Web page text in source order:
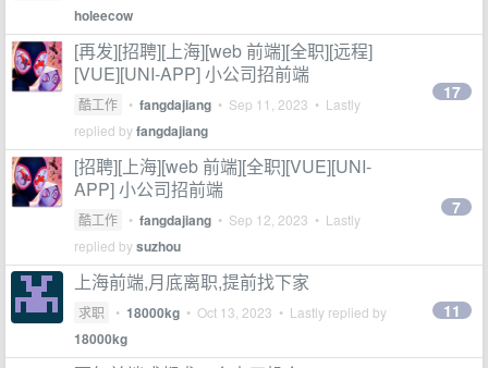
holeecow
[再发][招聘][上海][web 前端][全职][远程]
[VUE][UNI-APP] 小公司招前端
酷工作 • fangdajiang • Sep 11, 2023 • Lastly
replied byfangdajiang
17
[招聘][上海][web 前端][全职][VUE][UNI-
APP] 小公司招前端
酷工作 • fangdajiang • Sep 12, 2023 • Lastly
replied bysuzhou
7
上海前端,月底离职,提前找下家
求职 • 18000kg • Oct 13, 2023 • Lastly replied by
18000kg
11